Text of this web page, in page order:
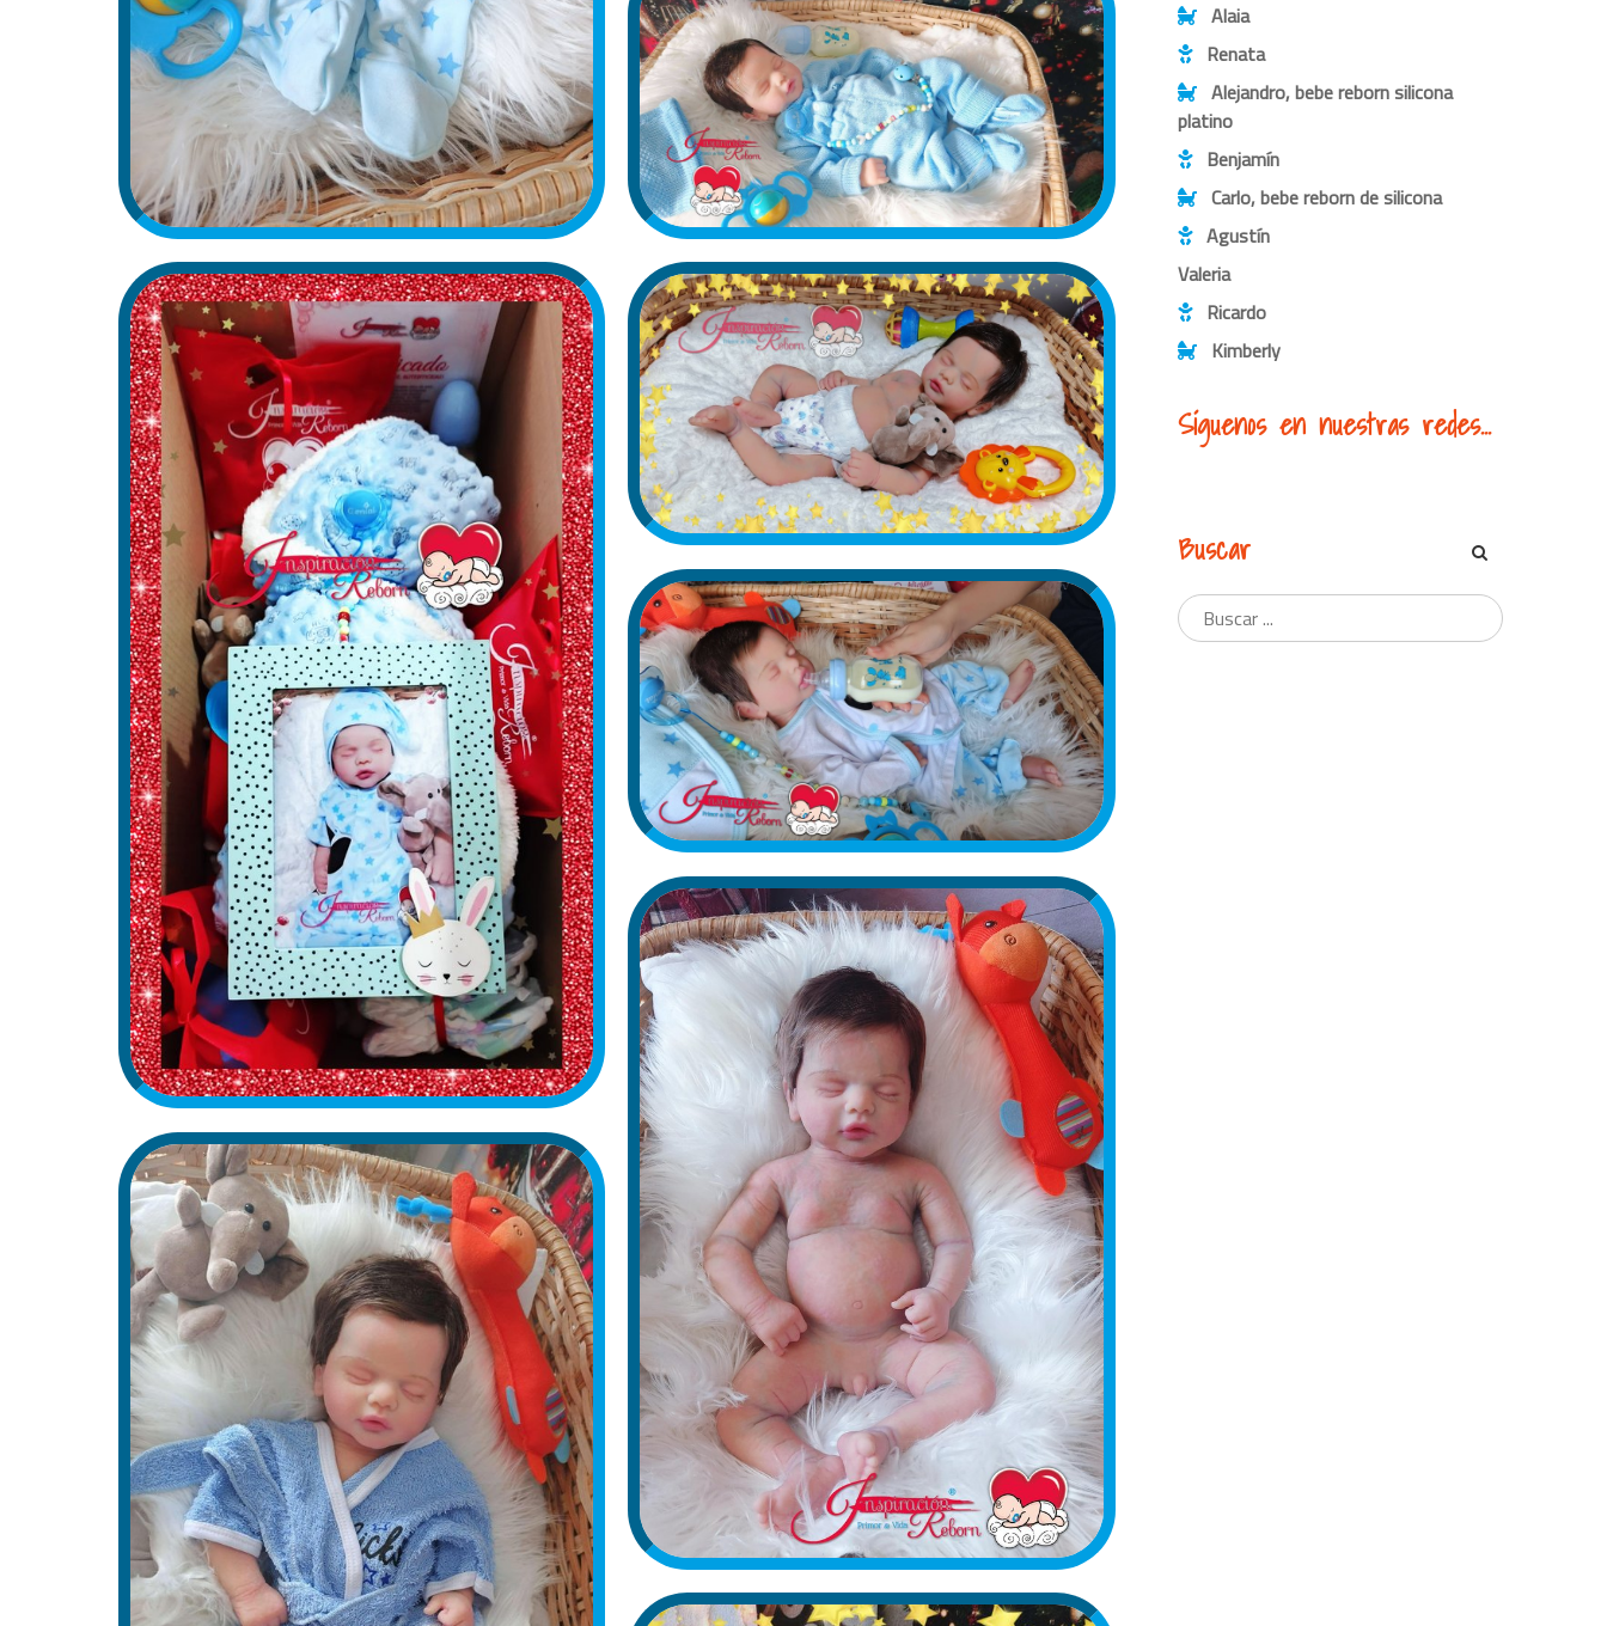
Alaia
Renata
Alejandro, bebe reborn silicona
platino
Benjamín
Carlo, bebe reborn de silicona
Agustín
Valeria
Ricardo
Kimberly
Síguenos en nuestras redes...
Buscar